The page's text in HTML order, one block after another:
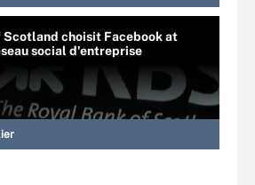
Scotland choisit Facebook at
social d'entreprise